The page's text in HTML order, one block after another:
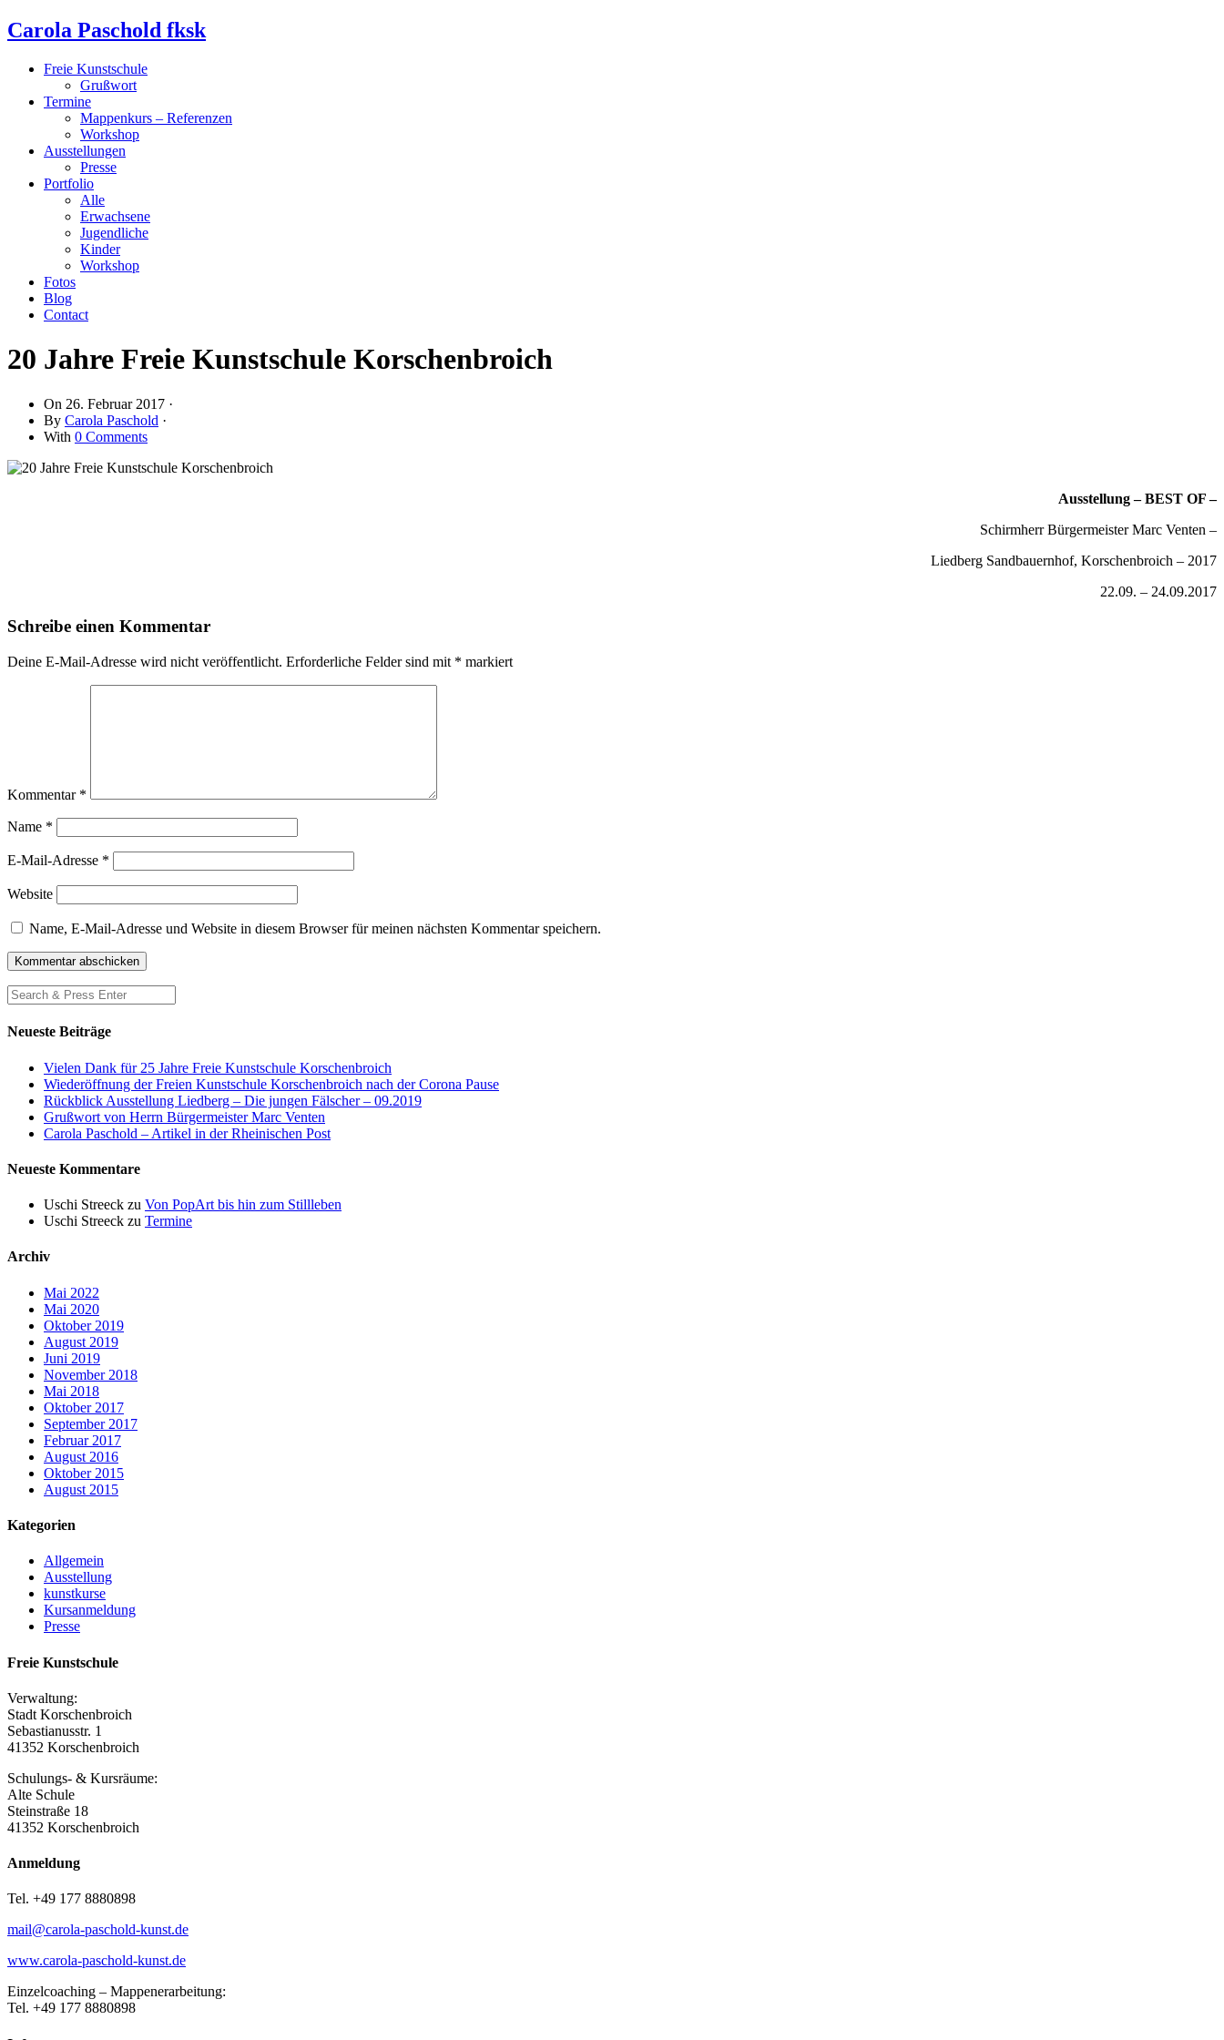
Carola Paschold fksk
Freie Kunstschule
Grußwort
Termine
Mappenkurs – Referenzen
Workshop
Ausstellungen
Presse
Portfolio
Alle
Erwachsene
Jugendliche
Kinder
Workshop
Fotos
Blog
Contact
20 Jahre Freie Kunstschule Korschenbroich
On 26. Februar 2017 ·
By Carola Paschold ·
With 0 Comments
Ausstellung – BEST OF –
Schirmherr Bürgermeister Marc Venten –
Liedberg Sandbauernhof, Korschenbroich – 2017
22.09. – 24.09.2017
Schreibe einen Kommentar
Deine E-Mail-Adresse wird nicht veröffentlicht. Erforderliche Felder sind mit * markiert
Kommentar *
Name *
E-Mail-Adresse *
Website
Name, E-Mail-Adresse und Website in diesem Browser für meinen nächsten Kommentar speichern.
Neueste Beiträge
Vielen Dank für 25 Jahre Freie Kunstschule Korschenbroich
Wiederöffnung der Freien Kunstschule Korschenbroich nach der Corona Pause
Rückblick Ausstellung Liedberg – Die jungen Fälscher – 09.2019
Grußwort von Herrn Bürgermeister Marc Venten
Carola Paschold – Artikel in der Rheinischen Post
Neueste Kommentare
Uschi Streeck zu Von PopArt bis hin zum Stillleben
Uschi Streeck zu Termine
Archiv
Mai 2022
Mai 2020
Oktober 2019
August 2019
Juni 2019
November 2018
Mai 2018
Oktober 2017
September 2017
Februar 2017
August 2016
Oktober 2015
August 2015
Kategorien
Allgemein
Ausstellung
kunstkurse
Kursanmeldung
Presse
Freie Kunstschule
Verwaltung:
Stadt Korschenbroich
Sebastianusstr. 1
41352 Korschenbroich
Schulungs- & Kursräume:
Alte Schule
Steinstraße 18
41352 Korschenbroich
Anmeldung
Tel. +49 177 8880898
mail@carola-paschold-kunst.de
www.carola-paschold-kunst.de
Einzelcoaching – Mappenerarbeitung:
Tel. +49 177 8880898